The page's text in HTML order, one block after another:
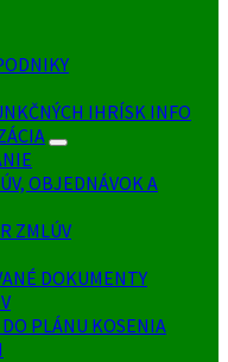
IHRÍSK INFO
OBJEDNÁVOK A
ZMLÚV
DOKUMENTY
PLÁNU KOSENIA